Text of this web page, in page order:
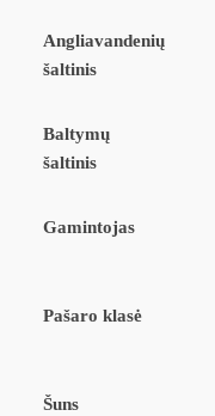
Angliavandenių
šaltinis
Baltymų
šaltinis
Gamintojas
Pašaro klasė
Šuns